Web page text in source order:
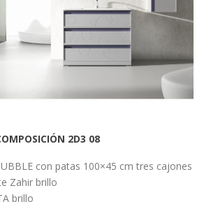
2D3 08
con patas 100×45 cm tres cajones
Zahir brillo
brillo